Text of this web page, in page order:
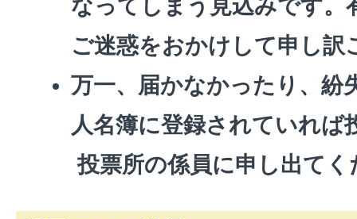
なってしまう見込みです。
ご迷惑をおかけして申し訳
万一、届かなかったり、紛
人名簿に登録されていれば
投票所の係員に申し出てく